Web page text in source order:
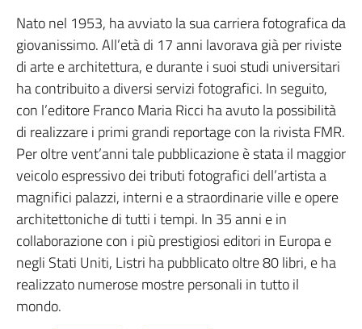
Nato nel 1953, ha avviato la sua carriera fotografica da
giovanissimo. All’età di 17 anni lavorava già per riviste
di arte e architettura, e durante i suoi studi universitari
ha contribuito a diversi servizi fotografici. In seguito,
con l’editore Franco Maria Ricci ha avuto la possibilità
di realizzare i primi grandi reportage con la rivista FMR.
Per oltre vent’anni tale pubblicazione è stata il maggior
veicolo espressivo dei tributi fotografici dell’artista a
magnifici palazzi, interni e a straordinarie ville e opere
architettoniche di tutti i tempi. In 35 anni e in
collaborazione con i più prestigiosi editori in Europa e
negli Stati Uniti, Listri ha pubblicato oltre 80 libri, e ha
realizzato numerose mostre personali in tutto il
mondo.